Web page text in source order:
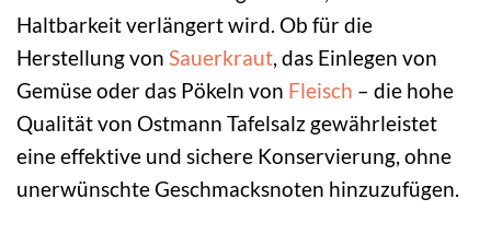
Haltbarkeit verlängert wird. Ob für die
Herstellung von Sauerkraut, das Einlegen von
Gemüse oder das Pökeln von Fleisch – die hohe
Qualität von Ostmann Tafelsalz gewährleistet
eine effektive und sichere Konservierung, ohne
unerwünschte Geschmacksnoten hinzuzufügen.